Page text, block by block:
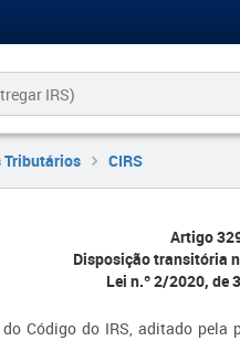
Tributários CIRS
Artigo
Disposição transitória
Lei n.º 2/2020, de
Código do IRS, aditado